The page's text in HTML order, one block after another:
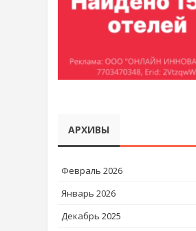
АРХИВЫ
Февраль 2026
Январь 2026
Декабрь 2025